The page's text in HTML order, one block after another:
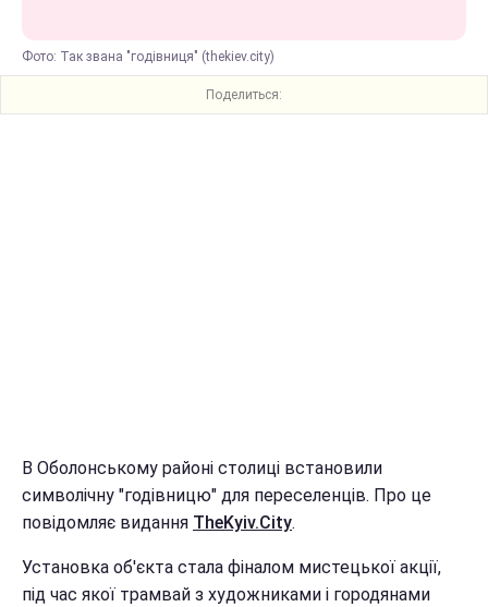
Фото: Так звана "годівниця" (thekiev.city)
Поделиться:
В Оболонському районі столиці встановили
символічну "годівницю" для переселенців. Про це
повідомляє видання TheKyiv.City.
Установка об'єкта стала фіналом мистецької акції,
під час якої трамвай з художниками і городянами